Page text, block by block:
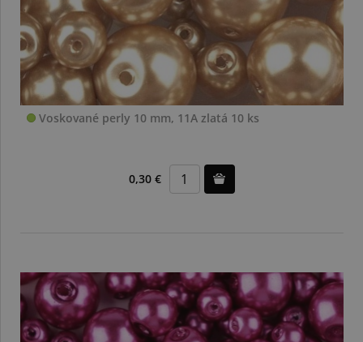
Voskované perly 10 mm, 11A zlatá 10 ks
0,30 €